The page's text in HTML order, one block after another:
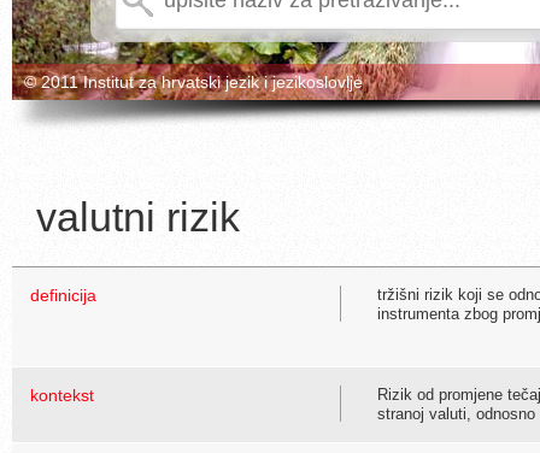
© 2011 Institut za hrvatski jezik i jezikoslovlje
valutni rizik
definicija
tržišni rizik koji se
instrumenta zbog
kontekst
Rizik od promjene
stranoj valuti,